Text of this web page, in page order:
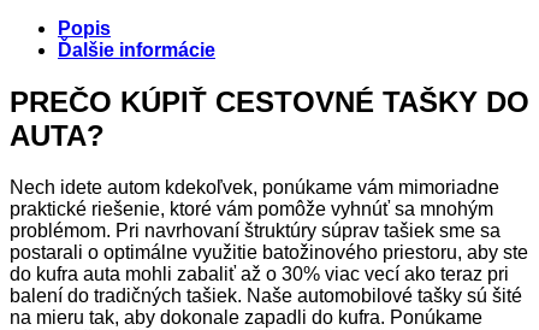
Popis
Ďalšie informácie
PREČO KÚPIŤ CESTOVNÉ TAŠKY DO
AUTA?
Nech idete autom kdekoľvek, ponúkame vám mimoriadne
praktické riešenie, ktoré vám pomôže vyhnúť sa mnohým
problémom. Pri navrhovaní štruktúry súprav tašiek sme sa
postarali o optimálne využitie batožinového priestoru, aby ste
do kufra auta mohli zabaliť až o 30% viac vecí ako teraz pri
balení do tradičných tašiek. Naše automobilové tašky sú šité
na mieru tak, aby dokonale zapadli do kufra. Ponúkame